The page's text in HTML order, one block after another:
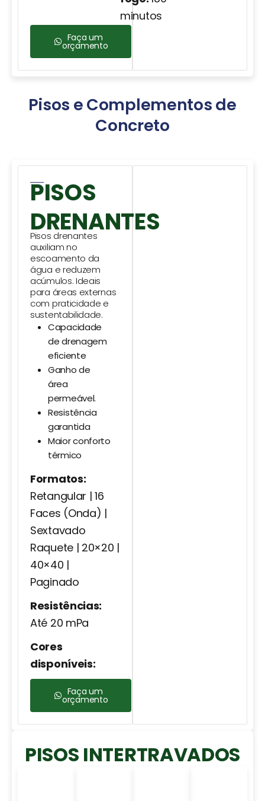
minutos
Faça um
orçamento
Pisos e Complementos de
Concreto
PISOS
DRENANTES
Pisos drenantes
auxiliam no
escoamento da
água e reduzem
acúmulos. Ideais
para áreas externas
com praticidade e
sustentabilidade.
Capacidade
de drenagem
eficiente
Ganho de
área
permeável.
Resistência
garantida
Maior conforto
térmico
Formatos:
Retangular | 16
Faces (Onda) |
Sextavado
Raquete | 20×20 |
40×40 |
Paginado
Resistências:
Até 20 mPa
Cores
disponíveis:
Faça um
orçamento
PISOS INTERTRAVADOS